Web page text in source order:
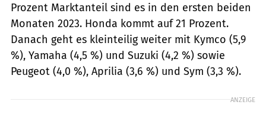
Prozent Marktanteil sind es in den ersten beiden
Monaten 2023. Honda kommt auf 21 Prozent.
Danach geht es kleinteilig weiter mit Kymco (5,9
%), Yamaha (4,5 %) und Suzuki (4,2 %) sowie
Peugeot (4,0 %), Aprilia (3,6 %) und Sym (3,3 %).
ANZEIGE